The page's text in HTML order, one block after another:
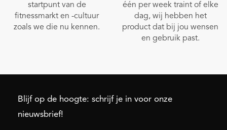
startpunt van de
fitnessmarkt en -cultuur
zoals we die nu kennen.
één per week traint of elke
dag, wij hebben het
product dat bij jou wensen
en gebruik past.
Blijf op de hoogte: schrijf je in voor onze
nieuwsbrief!